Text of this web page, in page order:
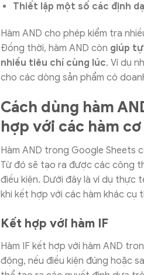
Thiết lập một số các định
Hàm AND cho phép kiểm tra
Đồng thời, hàm AND còn giúp
nhiều tiêu chí cùng lúc. Ví dụ
cho các dòng sản phẩm có
Cách dùng hàm
hợp với các hàm
Hàm AND trong Google Sheets
Từ đó sẽ tạo ra được các công
điều kiện. Dưới đây là ví dụ thực
khi kết hợp với các hàm khác cụ
Kết hợp với hàm IF
Hàm IF kết hợp với hàm AND
động, nếu điều kiện đúng hoặc